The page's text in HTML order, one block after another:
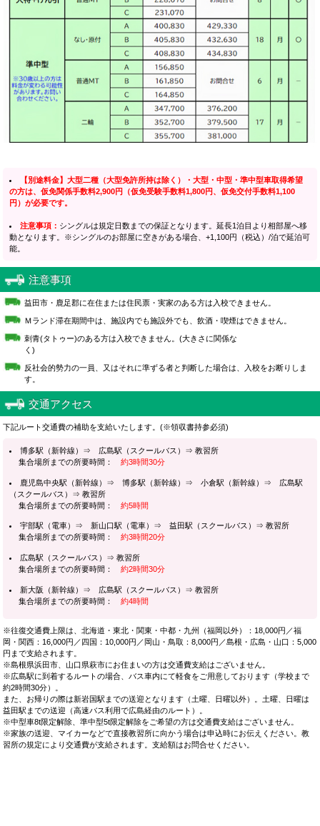
【別途料金】大型二種（大型免許所持は除く）・大型・中型・準中型車取得希望
の方は、仮免関係手数料2,900円（仮免受験手数料1,800円、仮免交付手数料1,100
円）が必要です。
注意事項： シングルは規定日数までの保証となります。延長1泊目より相部屋へ移
動となります。※シングルのお部屋に空きがある場合、+1,100円（税込）/泊で延泊可
能。
注意事項
益田市・鹿足郡に在住または住民票・実家のある方は入校できません。
Ｍランド滞在期間中は、施設内でも施設外でも、飲酒・喫煙はできません。
刺青(タトゥー)のある方は入校できません。(大きさに関係な
く)
反社会的勢力の一員、又はそれに準ずる者と判断した場合は、入校をお断りしま
す。
交通アクセス
下記ルート交通費の補助を支給いたします。(※領収書持参必須)
博多駅（新幹線）⇒ 広島駅（スクールバス）⇒ 教習所
集合場所までの所要時間： 約3時間30分
鹿児島中央駅（新幹線）⇒ 博多駅（新幹線）⇒ 小倉駅（新幹線）⇒ 広島駅
（スクールバス）⇒ 教習所
集合場所までの所要時間： 約5時間
宇部駅（電車）⇒ 新山口駅（電車）⇒ 益田駅（スクールバス）⇒ 教習所
集合場所までの所要時間： 約3時間20分
広島駅（スクールバス）⇒ 教習所
集合場所までの所要時間： 約2時間30分
新大阪（新幹線）⇒ 広島駅（スクールバス）⇒ 教習所
集合場所までの所要時間： 約4時間
※往復交通費上限は、北海道・東北・関東・中都・九州（福岡以外）：18,000円／福
岡・関西：16,000円／四国：10,000円／岡山・鳥取：8,000円／島根・広島・山口：5,000
円まで支給されます。
※島根県浜田市、山口県萩市にお住まいの方は交通費支給はございません。
※広島駅に到着するルートの場合、バス車内にて軽食をご用意しております（学校まで
約2時間30分）。
また、お帰りの際は新岩国駅までの送迎となります（土曜、日曜以外）。土曜、日曜は
益田駅までの送迎（高速バス利用で広島経由のルート）。
※中型車8t限定解除、準中型5t限定解除をご希望の方は交通費支給はございません。
※家族の送迎、マイカーなどで直接教習所に向かう場合は申込時にお伝えください。教
習所の規定により交通費が支給されます。支給額はお問合せください。